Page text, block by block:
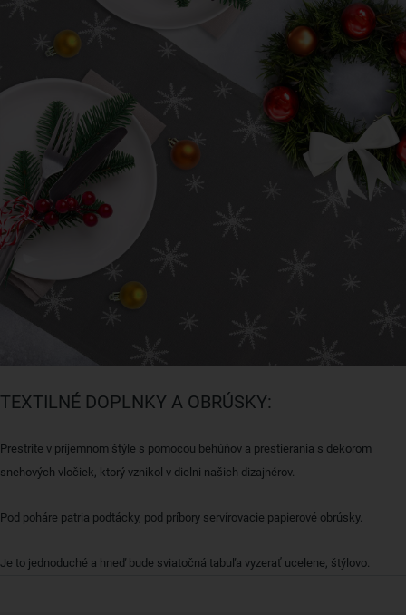
TEXTILNÉ DOPLNKY A OBRÚSKY:
Prestrite v príjemnom štýle s pomocou behúňov a prestierania s dekorom
snehových vločiek, ktorý vznikol v dielni našich dizajnérov.
Pod poháre patria podtácky, pod príbory servírovacie papierové obrúsky.
Je to jednoduché a hneď bude sviatočná tabuľa vyzerať ucelene, štýlovo.